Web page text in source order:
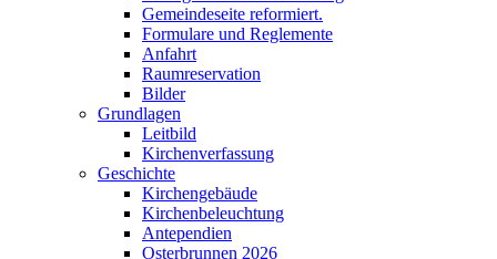
Gemeindeseite reformiert.
Formulare und Reglemente
Anfahrt
Raumreservation
Bilder
Grundlagen
Leitbild
Kirchenverfassung
Geschichte
Kirchengebäude
Kirchenbeleuchtung
Antependien
Osterbrunnen 2026